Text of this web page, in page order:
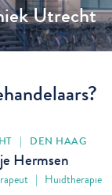
Utrecht
| DEN HAAG
Hermsen
| Huidtherapie